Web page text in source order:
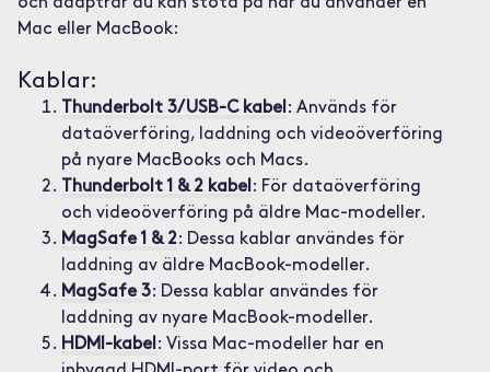
Mac eller MacBook:
Kablar:
Thunderbolt 3/USB-C kabel : Används för
dataöverföring, laddning och videoöverföring
på nyare MacBooks och Macs.
Thunderbolt 1 & 2 kabel : För dataöverföring
och videoöverföring på äldre Mac-modeller.
MagSafe 1 & 2: Dessa kablar användes för
laddning av äldre MacBook-modeller.
MagSafe 3: Dessa kablar användes för
laddning av nyare MacBook-modeller.
HDMI-kabel : Vissa Mac-modeller har en